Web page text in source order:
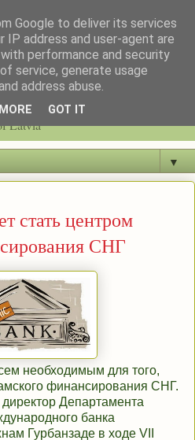
/ Общество азербайджанцев
Latvia
▼
стать центром
СНГ
необходимым для того,
финансирования СНГ.
Департамента
банка
Гурбанзаде в ходе VII
Google to deliver its services
IP address and user-agent are
performance and security
service, generate usage
address abuse.
GOT IT